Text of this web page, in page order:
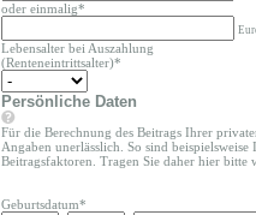
oder einmalig*
Lebensalter bei Auszahlung
(Renteneintrittsalter)*
Persönliche Daten
Für die Berechnung des Beitrags Ihrer
Angaben unerlässlich. So sind
Beitragsfaktoren. Tragen Sie daher hier bitte
Geburtsdatum*